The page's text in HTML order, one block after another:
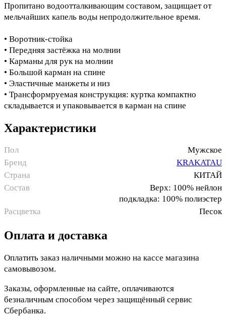
Пропитано водоотталкивающим составом, защищает от
мельчайших капель воды непродолжительное время.
• Воротник-стойка
• Передняя застёжка на молнии
• Карманы для рук на молнии
• Большой карман на спине
• Эластичные манжеты и низ
• Трансформруемая конструкция: куртка компактно
складывается и упаковывается в карман на спине
Характеристики
Пол
Мужское
Бренд
KRAKATAU
Страна
КИТАЙ
Состав
Верх: 100% нейлон
подкладка: 100% полиэстер
Расцветка
Песок
Оплата и доставка
Оплатить заказ наличными можно на кассе магазина
самовывозом.
Заказы, оформленные на сайте, оплачиваются
безналичным способом через защищённый сервис
Сбербанка.